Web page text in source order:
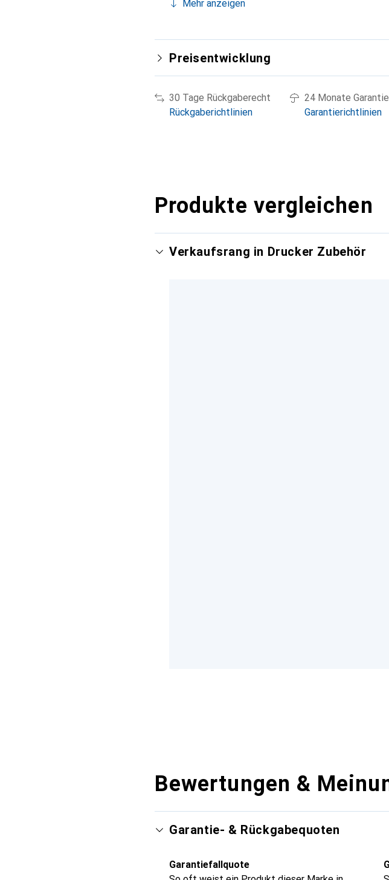
Mehr anzeigen
Preisentwicklung
30 Tage Rückgaberecht
Rückgaberichtlinien
24 Monate
Garantierichtlinien
Produkte vergleichen
Verkaufsrang in Drucker Zubehör
Bewertungen &
Garantie- & Rückgabequoten
Garantiefallquote